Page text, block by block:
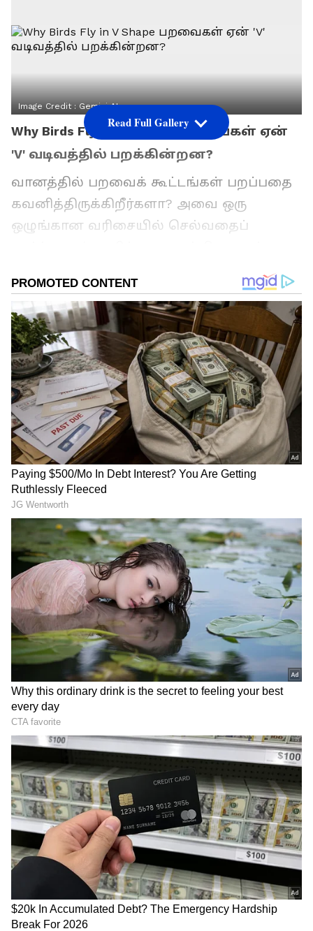
Image Credit : Gemini AI
Why Birds Fly in V Shape - பறவைகள் ஏன்
'V' வடிவத்தில் பறக்கின்றன?
வானத்தில் பறவைக் கூட்டங்கள் பறப்பதை
கவனித்திருக்கிறீர்களா? அவை ஒரு
ஒழுங்கான வரிசையில் செல்வதைப்
அடிக்கடி பார்த்திருப்போம். பார்ப்பதற்கு
அழகாக இருக்கும் இந்தக்காட்சிக்குப்
பின்னால், வெறும் ஒழுக்கம் மட்டுமல்ல, ஒரு
ஆச்சரியமான அறிவியல் ரகசியமும்
இருக்கிறது. ஆயிரக்கணக்கான
கிலோமீட்டர் பயணம் செய்யும் வலசைப்
பறவைகள் இந்த வடிவத்தைத்
தேர்ந்தெடுக்கின்றன. இதன் பின்னணியில்
உள்ள அறிவியலை இங்கே பார்க்கலாம்.
இதையும் படியுங்கள்:
ஹோட்டல் அறைக்குள் போனதும்
பெட்டுக்கு அடியில பாட்டில உருட்டி
விடுங்க! 99% பேருக்கு இந்த சேஃப்டி ட்ரிக்
தெரியாது.!
ஏசியாநெட் தமிழ்-ஐ உங்கள் முதன்மைத்
தேர்வாக்குங்கள்
2
5
Read Full Gallery